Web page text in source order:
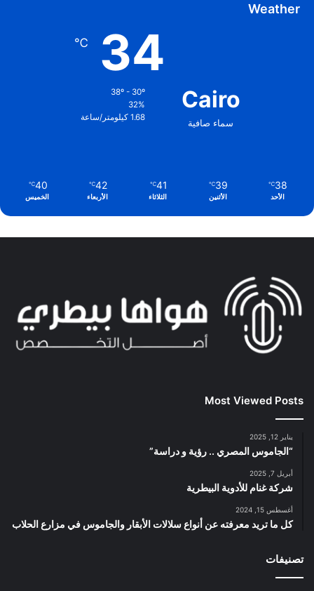
Weather
Cairo
سماء صافية
34
℃
38º - 30º
32%
1.68 كيلومتر/ساعة
38
℃
الأحد
39
℃
الأثنين
41
℃
الثلاثاء
42
℃
الأربعاء
40
℃
الخميس
Most Viewed Posts
يناير 12, 2025
“الجاموس المصري .. رؤية و دراسة”
أبريل 7, 2025
شركة غنام للأدوية البيطرية
أغسطس 15, 2024
كل ما تريد معرفته عن أنواع سلالات الأبقار والجاموس في مزارع الحلاب
تصنيفات